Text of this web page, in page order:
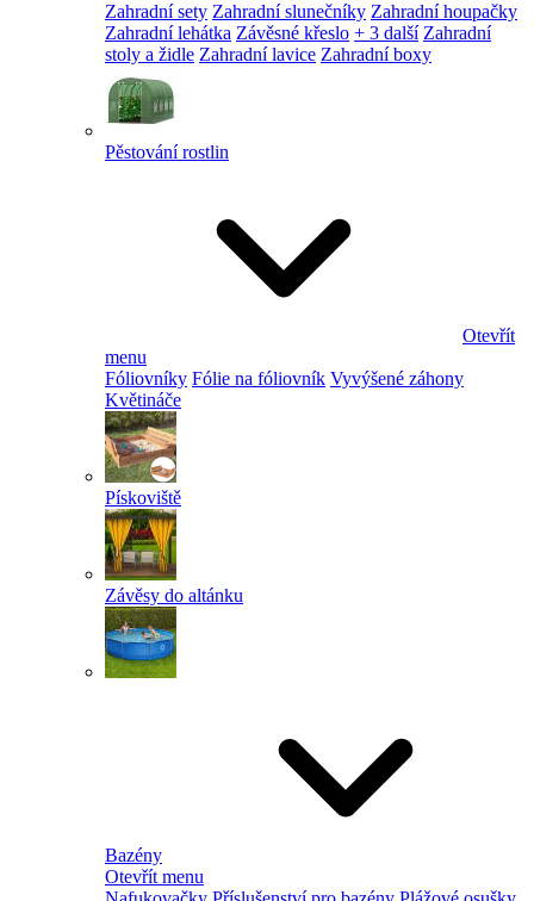
Zahradní sety Zahradní slunečníky Zahradní houpačky
Zahradní lehátka Závěsné křeslo + 3 další Zahradní
stoly a židle Zahradní lavice Zahradní boxy
Pěstování rostlin
Otevřít
menu
Fóliovníky Fólie na fóliovník Vyvýšené záhony
Květináče
Pískoviště
Závěsy do altánku
Bazény
Otevřít menu